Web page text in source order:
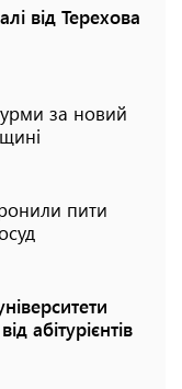
від Терехова
за новий
пити
абітурієнтів